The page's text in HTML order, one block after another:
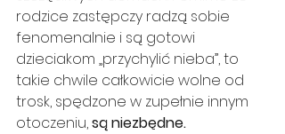
rodzice zastępczy radzą sobie
fenomenalnie i są gotowi
dzieciakom „przychylić nieba”, to
takie chwile całkowicie wolne od
trosk, spędzone w zupełnie innym
otoczeniu, są niezbędne.